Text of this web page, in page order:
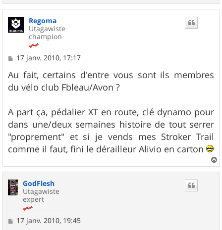
a
Regoma
Utagawiste
champion
M
s
s
a
17 janv. 2010, 17:17
Au fait, certains d'entre vous sont ils membres
du vélo club Fbleau/Avon ?
A part ça, pédalier XT en route, clé dynamo pour
dans une/deux semaines histoire de tout serrer
"proprement" et si je vends mes Stroker Trail
comme il faut, fini le dérailleur Alivio en carton
a
GodFlesh
Utagawiste
expert
M17 janv. 2010, 19:45